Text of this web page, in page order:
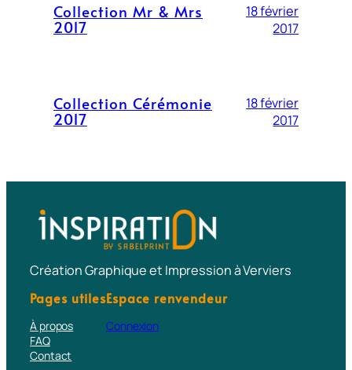
Collection Mr & Mrs
2017
18 février
2017
Collection Cérémonie
2017
18 février
2017
Création Graphique et Impression à Verviers
Pages utiles
À propos
FAQ
Contact
Espace renvendeur
Connexion